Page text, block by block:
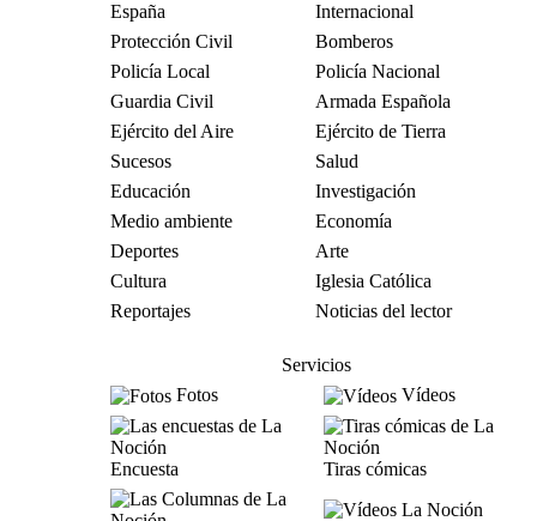
España
Internacional
Protección Civil
Bomberos
Policía Local
Policía Nacional
Guardia Civil
Armada Española
Ejército del Aire
Ejército de Tierra
Sucesos
Salud
Educación
Investigación
Medio ambiente
Economía
Deportes
Arte
Cultura
Iglesia Católica
Reportajes
Noticias del lector
Servicios
Fotos
Vídeos
Encuesta Tiras cómicas